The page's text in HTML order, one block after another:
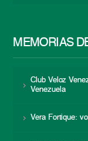
MEMORIAS
Club Veloz
Venezuela
Vera Fortique: